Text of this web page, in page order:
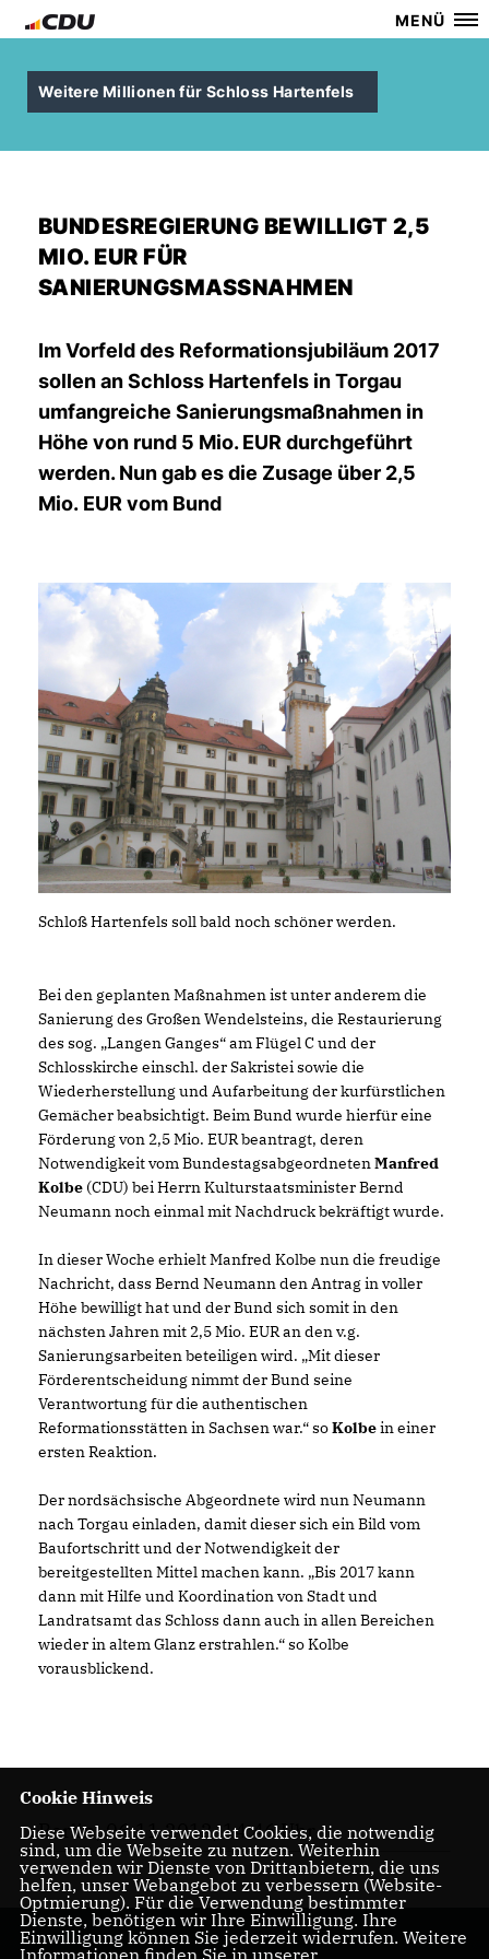
MENÜ
Weitere Millionen für Schloss Hartenfels
BUNDESREGIERUNG BEWILLIGT 2,5
MIO. EUR FÜR
SANIERUNGSMASSNAHMEN
Im Vorfeld des Reformationsjubiläum 2017
sollen an Schloss Hartenfels in Torgau
umfangreiche Sanierungsmaßnahmen in
Höhe von rund 5 Mio. EUR durchgeführt
werden. Nun gab es die Zusage über 2,5
Mio. EUR vom Bund
Schloß Hartenfels soll bald noch schöner werden.
Bei den geplanten Maßnahmen ist unter anderem die
Sanierung des Großen Wendelsteins, die Restaurierung
des sog. „Langen Ganges“ am Flügel C und der
Schlosskirche einschl. der Sakristei sowie die
Wiederherstellung und Aufarbeitung der kurfürstlichen
Gemächer beabsichtigt. Beim Bund wurde hierfür eine
Förderung von 2,5 Mio. EUR beantragt, deren
Notwendigkeit vom Bundestagsabgeordneten Manfred
Kolbe (CDU) bei Herrn Kulturstaatsminister Bernd
Neumann noch einmal mit Nachdruck bekräftigt wurde.
In dieser Woche erhielt Manfred Kolbe nun die freudige
Nachricht, dass Bernd Neumann den Antrag in voller
Höhe bewilligt hat und der Bund sich somit in den
nächsten Jahren mit 2,5 Mio. EUR an den v.g.
Sanierungsarbeiten beteiligen wird. „Mit dieser
Förderentscheidung nimmt der Bund seine
Verantwortung für die authentischen
Reformationsstätten in Sachsen war.“ soKolbein einer
ersten Reaktion.
Der nordsächsische Abgeordnete wird nun Neumann
nach Torgau einladen, damit dieser sich ein Bild vom
Baufortschritt und der Notwendigkeit der
bereitgestellten Mittel machen kann. „Bis 2017 kann
dann mit Hilfe und Koordination von Stadt und
Landratsamt das Schloss dann auch in allen Bereichen
wieder in altem Glanz erstrahlen.“ so Kolbe
vorausblickend.
Berlin, 06.11.2012, 14:46 Uhr
Cookie Hinweis
Diese Webseite verwendet Cookies, die notwendig
sind, um die Webseite zu nutzen. Weiterhin
verwenden wir Dienste von Drittanbietern, die uns
helfen, unser Webangebot zu verbessern (Website-
Optmierung). Für die Verwendung bestimmter
Dienste, benötigen wir Ihre Einwilligung. Ihre
Einwilligung können Sie jederzeit widerrufen. Weitere
Informationen finden Sie in unserer